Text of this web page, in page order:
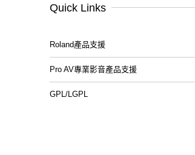
Quick Links
Roland產品支援
Pro AV專業影音產品支援
GPL/LGPL